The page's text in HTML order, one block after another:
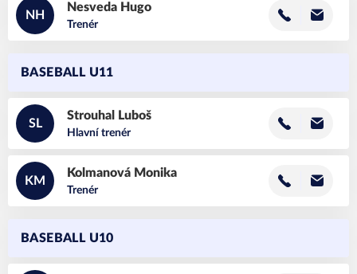
NH
Hugo
Nesveda
Trenér
BASEBALL U11
SL
Luboš
Strouhal
Hlavní trenér
KM
Monika
Kolmanová
Trenér
BASEBALL U10